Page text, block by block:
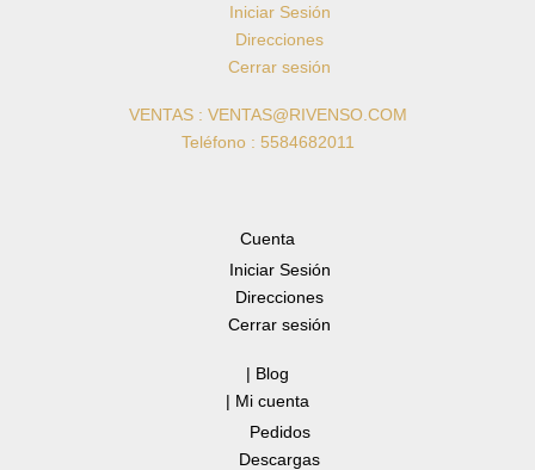
Iniciar Sesión
Direcciones
Cerrar sesión
VENTAS : VENTAS@RIVENSO.COM
Teléfono : 5584682011
Cuenta
Iniciar Sesión
Direcciones
Cerrar sesión
| Blog
| Mi cuenta
Pedidos
Descargas